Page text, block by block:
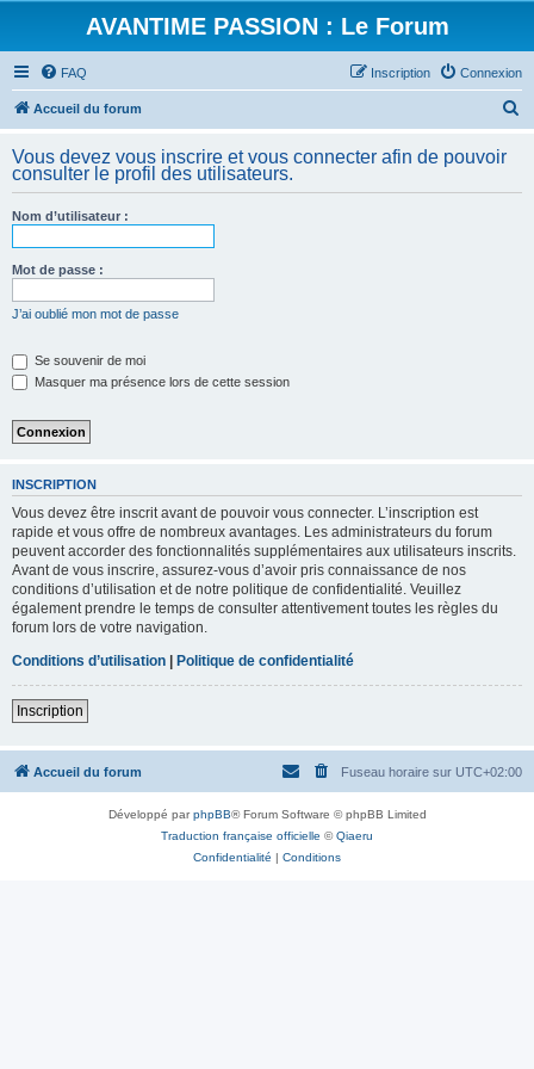
AVANTIME PASSION : Le Forum
FAQ Connexion
Inscription
Accueil du forum
h
Vous devez vous inscrire et vous connecter afin de pouvoir
consulter le profil des utilisateurs.
Nom d’utilisateur :
Mot de passe :
J’ai oublié mon mot de passe
Se souvenir de moi
Masquer ma présence lors de cette session
INSCRIPTION
Vous devez être inscrit avant de pouvoir vous connecter. L’inscription est
rapide et vous offre de nombreux avantages. Les administrateurs du forum
peuvent accorder des fonctionnalités supplémentaires aux utilisateurs inscrits.
Avant de vous inscrire, assurez-vous d’avoir pris connaissance de nos
conditions d’utilisation et de notre politique de confidentialité. Veuillez
également prendre le temps de consulter attentivement toutes les règles du
forum lors de votre navigation.
Conditions d’utilisation | Politique de confidentialité
Inscription
Accueil du forum Fuseau horaire sur UTC+02:00
Développé parphpBB® Forum Software © phpBB Limited
Traduction française officielle ©Qiaeru
Confidentialité | Conditions